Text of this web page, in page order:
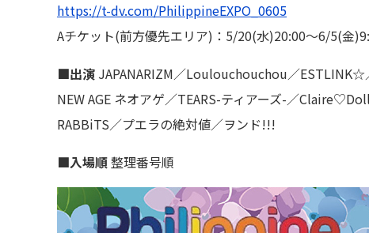
https://t-dv.com/PhilippineEXPO_0605
Aチケット(前方優先エリア)：5/20(水)20:00～6/5(金
■出演 JAPANARIZM／Loulouchouchou／ESTLINK☆
NEW AGE ネオアゲ／TEARS-ティアーズ-／
RABBiTS／プエラの絶対値／ヲンド!!!
■入場順整理番号順